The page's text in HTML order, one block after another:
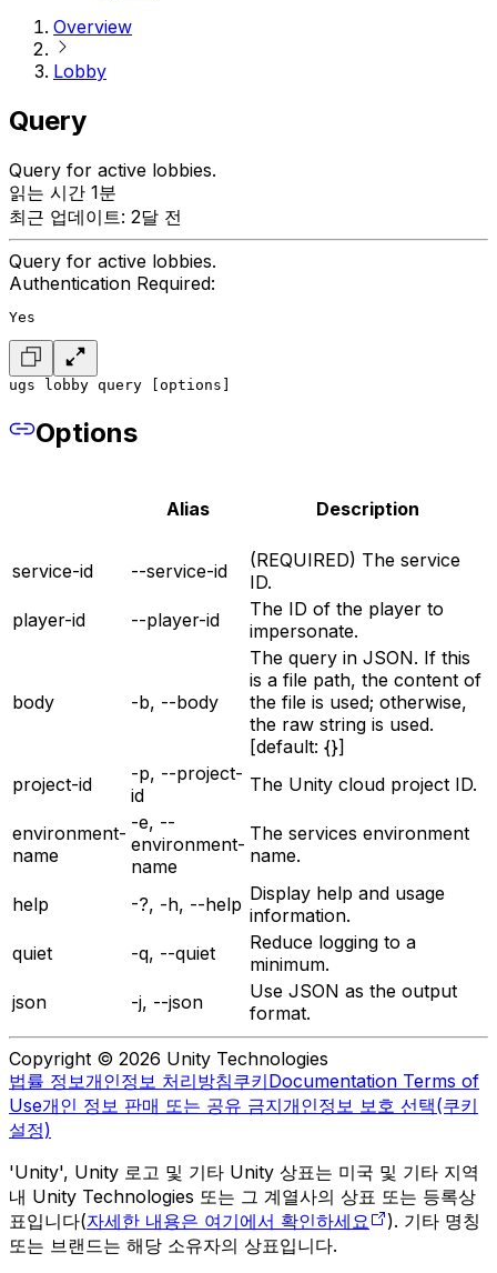
Overview
Lobby
Query
Query for active lobbies.
읽는 시간 1분
최근 업데이트: 2달 전
Query for active lobbies.
Authentication Required:
Yes
ugs lobby query [options]
Options
Alias Description
service-id --service-id
(REQUIRED) The service
ID.
player-id
--player-id
The ID of the player to
impersonate.
body -b, --body
The query in JSON. If this
is a file path, the content of
the file is used; otherwise,
the raw string is used.
[default: {}]
project-id
-p, --project-
id
The Unity cloud project ID.
environment-
name
-e, --
environment-
name
The services environment
name.
help -?, -h, --help Display help and usage
information.
quiet
-q, --quiet
Reduce logging to a
minimum.
json
-j, --json
Use JSON as the output
format.
Copyright © 2026 Unity Technologies
법률 정보개인정보 처리방침쿠키Documentation Terms of
Use개인 정보 판매 또는 공유 금지개인정보 보호 선택(쿠키
설정)
'Unity', Unity 로고 및 기타 Unity 상표는 미국 및 기타 지역
내 Unity Technologies 또는 그 계열사의 상표 또는 등록상
표입니다(자세한 내용은 여기에서 확인하세요
). 기타 명칭
또는 브랜드는 해당 소유자의 상표입니다.